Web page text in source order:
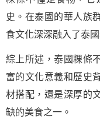
史。在泰國的華人族
食文化深深融入了泰國
綜上所述，泰國粿條
富的文化意義和歷史
材搭配，還是深厚的
缺的美食之一。